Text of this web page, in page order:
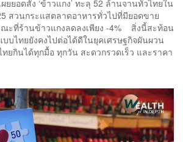
ผยยอดสั่ง ‘ข้าวแกง’ ทะลุ 52 ล้านจานทั่วไทยใน
สวนกระแสตลาดอาหารทั่วไปที่มียอดขาย
ณะที่ร้านข้าวแกงลดลงเพียง -4% สิ่งนี้สะท้อน
บบไทยยังคงไปต่อได้ดีในยุคเศรษฐกิจผันผวน
ทยกินได้ทุกมื้อ ทุกวัน สะดวกรวดเร็ว และราคา